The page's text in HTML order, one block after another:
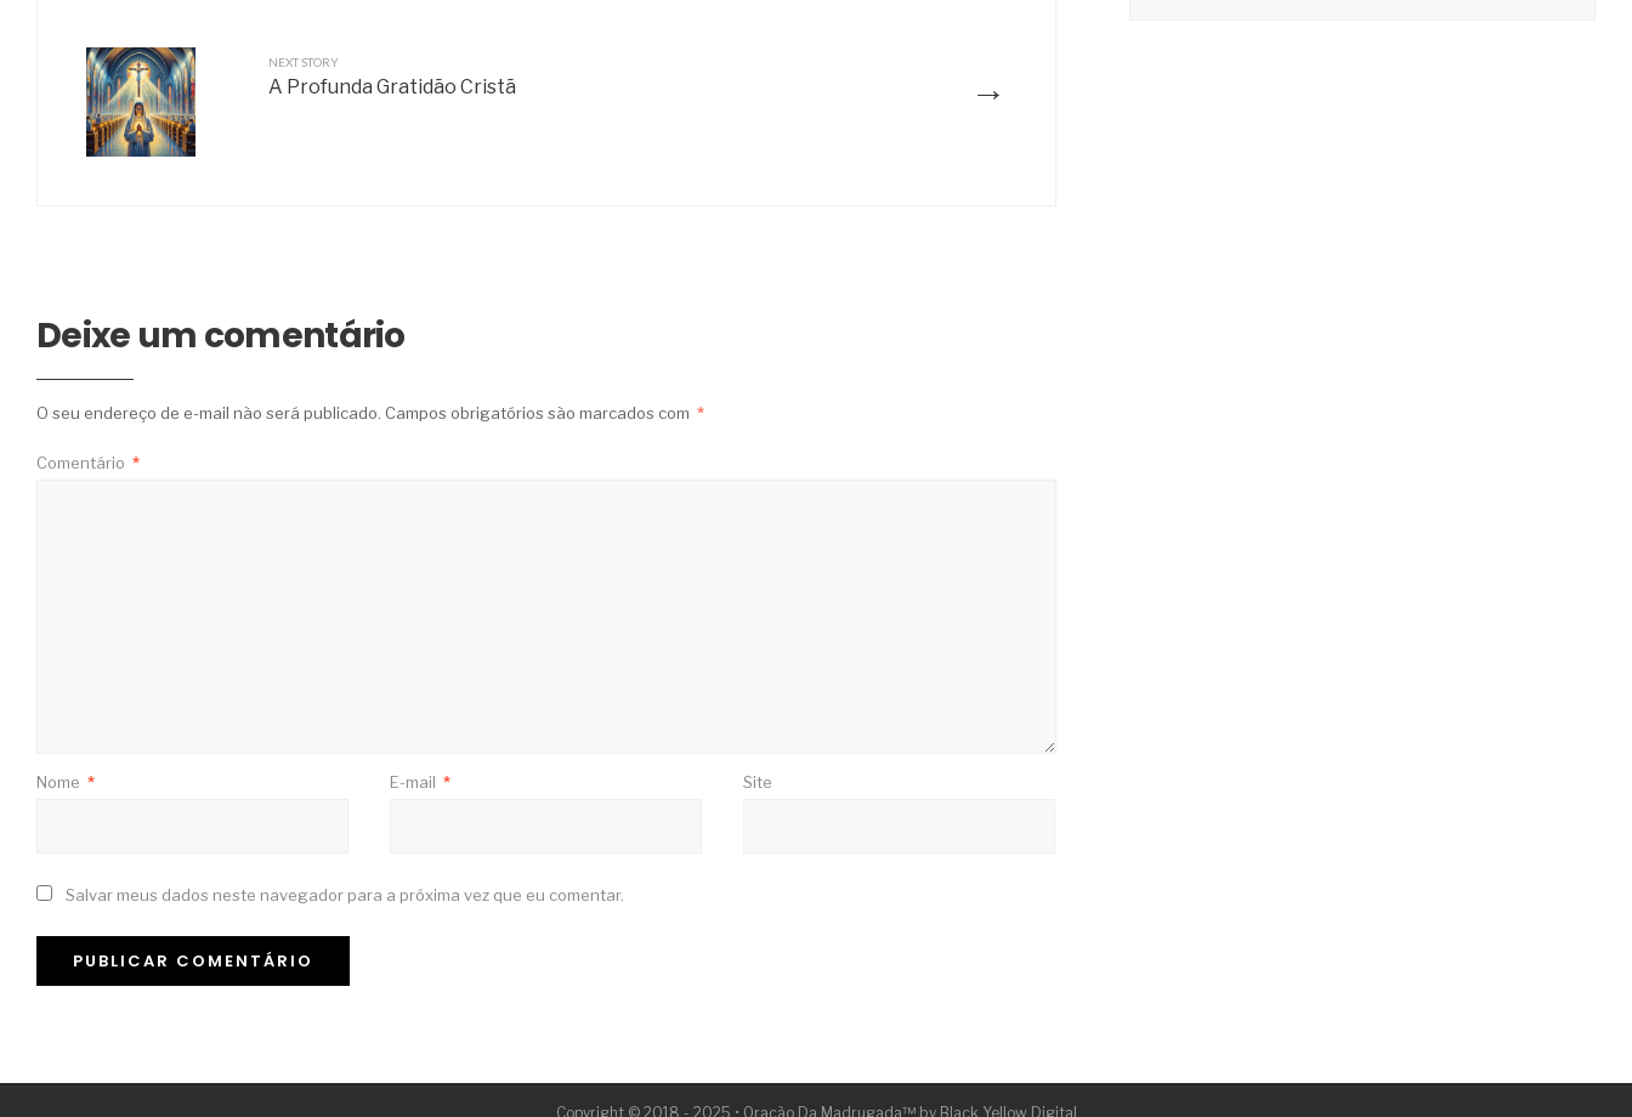
→
NEXT STORY
A Profunda Gratidão Cristã
Deixe um comentário
O seu endereço de e-mail não será publicado. Campos obrigatórios são marcados com *
Comentário *
Nome * E-mail * Site
Salvar meus dados neste navegador para a próxima vez que eu comentar.
Copyright © 2018 - 2025 • Oração Da Madrugada™ by Black Yellow Digital